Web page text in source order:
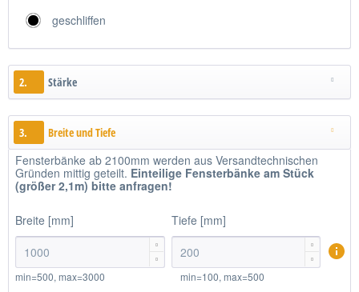
geschliffen
2. Stärke
3. Breite und Tiefe
Fensterbänke ab 2100mm werden aus Versandtechnischen
Gründen mittig geteilt. Einteilige Fensterbänke am Stück
(größer 2,1m) bitte anfragen!
Breite [mm]


Tiefe [mm]


min=500, max=3000 min=100, max=500